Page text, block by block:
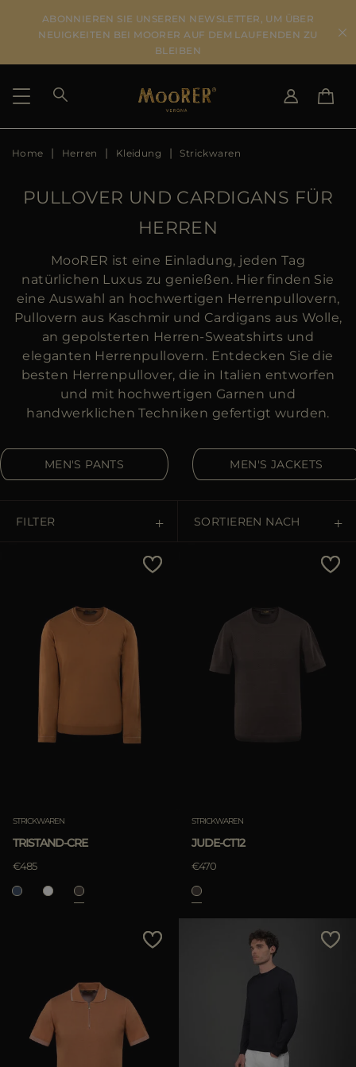
ABONNIEREN SIE UNSEREN NEWSLETTER, UM ÜBER
NEUIGKEITEN BEI MOORER AUF DEM LAUFENDEN ZU
BLEIBEN
LIEFERLAND
DE
AU
DK
FR
GB
CA
ES
WEITERE LÄNDER
SPRACHE WÄHLEN
DE
Home Herren Kleidung Strickwaren
PULLOVER UND CARDIGANS FÜR
HERREN
MooRER ist eine Einladung, jeden Tag
natürlichen Luxus zu genießen. Hier finden Sie
eine Auswahl an hochwertigen Herrenpullovern,
Pullovern aus Kaschmir und Cardigans aus Wolle,
an gepolsterten Herren-Sweatshirts und
eleganten Herrenpullovern. Entdecken Sie die
besten Herrenpullover, die in Italien entworfen
und mit hochwertigen Garnen und
handwerklichen Techniken gefertigt wurden.
MEN'S PANTS MEN'S JACKETS
FILTER SORTIEREN NACH
ANWENDEN
Preis - niedrig zu hoch
Preis - hoch zu niedrig
Bestseller
Most Popular
STRICKWAREN
TRISTAND-CRE
€485
STRICKWAREN
JUDE-CT12
€470